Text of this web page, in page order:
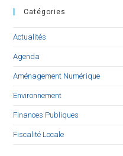
Catégories
Actualités
Agenda
Aménagement Numérique
Environnement
Finances Publiques
Fiscalité Locale